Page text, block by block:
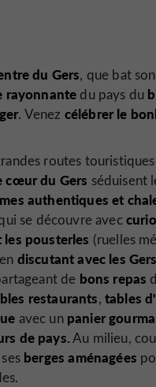
du Gers, que bat
rayonnante du pays du
. Venez célébrer le
routes
cœur du Gers séduisent
authentiques et
se découvre avec
pousterles (ruelles
discutant avec les
de bons repas
restaurants, tables
avec un panier
de pays.Au milieu,
berges aménagées